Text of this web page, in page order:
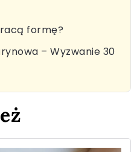
formę?
– Wyzwanie 30